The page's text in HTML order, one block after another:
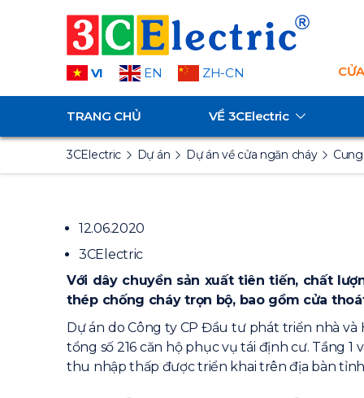
VI EN ZH-CN
TRANG CHỦ VỀ 3CElectric
3CElectric Dự án Dự án về cửa ngăn cháy
12.06.2020
3CElectric
Với dây chuyền sản xuất tiên tiến, chất
thép chống cháytrọn bộ, bao gồm cửa
Dự án do Công ty CP Đầu tư phát triển nhà và
tổng số 216 căn hộ phục vụ tái định cư. Tầng
thu nhập thấp được triển khai trên địa bàn